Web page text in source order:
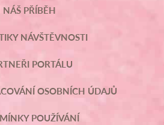
NÁŠ PŘÍBĚH
NÁVŠTĚVNOSTI
PORTÁLU
OSOBNÍCH ÚDAJŮ
POUŽÍVÁNÍ